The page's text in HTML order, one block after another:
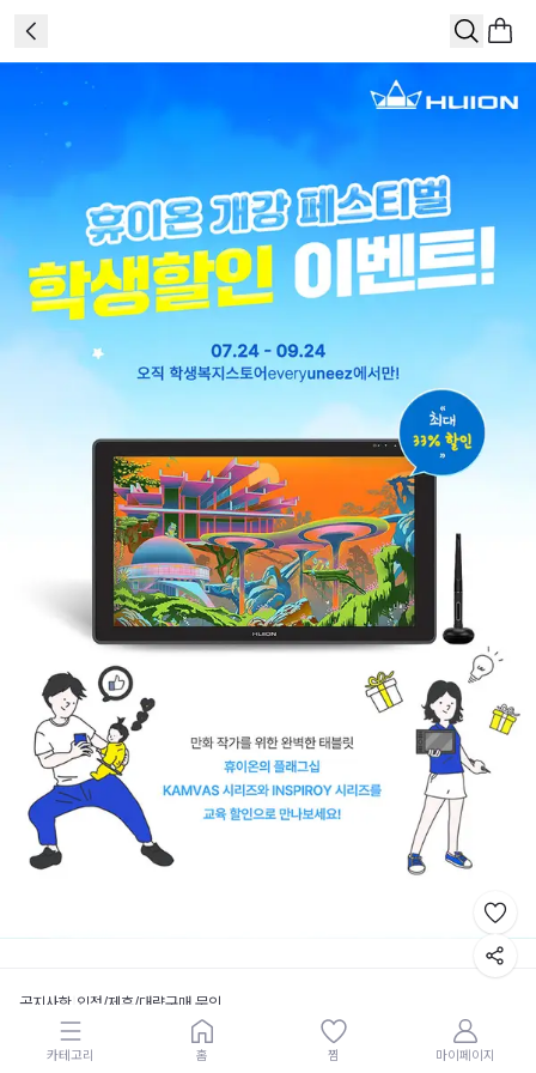
공지사항 입점/제휴/대량구매 문의
이용약관|개인정보처리방침
분쟁해결기준
청소년보호정책
카테고리 홈 찜 마이페이지